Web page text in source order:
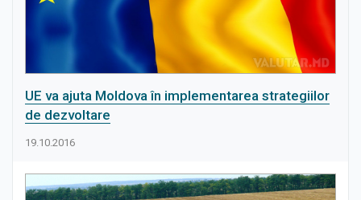
UE va ajuta Moldova în implementarea strategiilor
de dezvoltare
19.10.2016